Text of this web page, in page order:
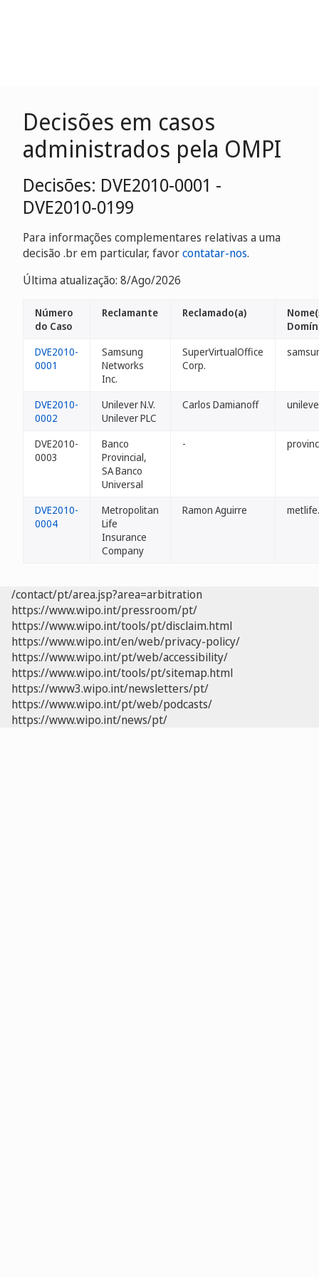
Decisões em casos
administrados pela OMPI
Decisões: DVE2010-0001 -
DVE2010-0199
Para informações complementares relativas a uma
decisão .br em particular, favorcontatar-nos.
Última atualização: 8/Ago/2026
Número
do Caso
Reclamante Reclamado(a)
DVE2010-
0001
Samsung
Networks
Inc.
SuperVirtualOffice
Corp.
DVE2010-
0002
Unilever N.V.
Unilever PLC
Carlos Damianoff
DVE2010-
0003
Banco
Provincial,
SA Banco
Universal
-
DVE2010-
0004
Metropolitan
Life
Insurance
Company
Ramon Aguirre
/contact/pt/area.jsp?area=arbitration
https://www.wipo.int/pressroom/pt/
https://www.wipo.int/tools/pt/disclaim.html
https://www.wipo.int/en/web/privacy-policy/
https://www.wipo.int/pt/web/accessibility/
https://www.wipo.int/tools/pt/sitemap.html
https://www3.wipo.int/newsletters/pt/
https://www.wipo.int/pt/web/podcasts/
https://www.wipo.int/news/pt/